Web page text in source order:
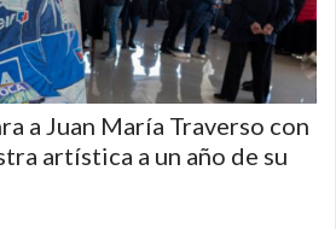
a Juan María Traverso con
artística a un año de su